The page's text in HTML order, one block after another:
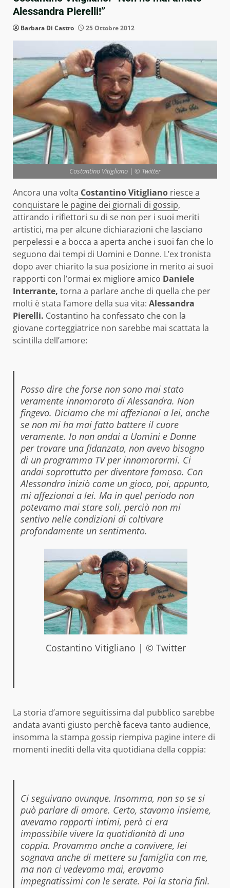
Alessandra Pierelli!”
Barbara Di Castro 25 Ottobre 2012
Costantino Vitigliano | © Twitter
Ancora una volta Costantino Vitigliano riesce a
conquistare le pagine dei giornali di gossip,
attirando i riflettori su di se non per i suoi meriti
artistici, ma per alcune dichiarazioni che lasciano
perpelessi e a bocca a aperta anche i suoi fan che lo
seguono dai tempi di Uomini e Donne. L’ex tronista
dopo aver chiarito la sua posizione in merito ai suoi
rapporti con l’ormai ex migliore amico Daniele
Interrante, torna a parlare anche di quella che per
molti è stata l’amore della sua vita: Alessandra
Pierelli. Costantino ha confessato che con la
giovane corteggiatrice non sarebbe mai scattata la
scintilla dell’amore:
Posso dire che forse non sono mai stato
veramente innamorato di Alessandra. Non
fingevo. Diciamo che mi affezionai a lei, anche
se non mi ha mai fatto battere il cuore
veramente. Io non andai a Uomini e Donne
per trovare una fidanzata, non avevo bisogno
di un programma TV per innamorarmi. Ci
andai soprattutto per diventare famoso. Con
Alessandra iniziò come un gioco, poi, appunto,
mi affezionai a lei. Ma in quel periodo non
potevamo mai stare soli, perciò non mi
sentivo nelle condizioni di coltivare
profondamente un sentimento.
Costantino Vitigliano | © Twitter
La storia d’amore seguitissima dal pubblico sarebbe
andata avanti giusto perchè faceva tanto audience,
insomma la stampa gossip riempiva pagine intere di
momenti inediti della vita quotidiana della coppia:
Ci seguivano ovunque. Insomma, non so se si
può parlare di amore. Certo, stavamo insieme,
avevamo rapporti intimi, però ci era
impossibile vivere la quotidianità di una
coppia. Provammo anche a convivere, lei
sognava anche di mettere su famiglia con me,
ma non ci vedevamo mai, eravamo
impegnatissimi con le serate. Poi la storia finì.